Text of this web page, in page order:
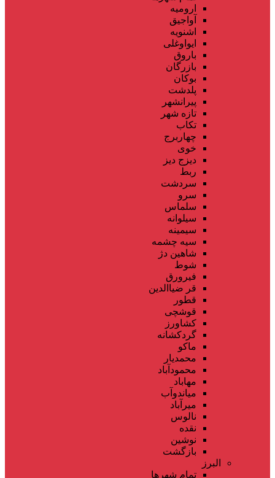
ارومیه
آواجیق
اشنویه
ایواوغلی
باروق
بازرگان
بوکان
پلدشت
پیرانشهر
تازه شهر
تکاب
چهاربرج
خوی
دیزج دیز
ربط
سردشت
سرو
سلماس
سیلوانه
سیمینه
سیه چشمه
شاهین دژ
شوط
فیرورق
قر ضیاالدین
قطور
قوشچی
کشاورز
گردکشانه
ماکو
محمدیار
محمودآباد
مهاباد
میاندوآب
میرآباد
نالوس
نقده
نوشین
بازگشت
البرز
تمام شهر‌ها